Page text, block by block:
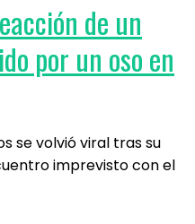
de un
por un oso en
se volvió viral tras su
imprevisto con el